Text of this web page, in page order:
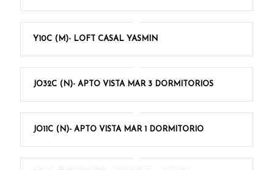
Y10C (M)- LOFT CASAL YASMIN
JO32C (N)- APTO VISTA MAR 3 DORMITORIOS
JO11C (N)- APTO VISTA MAR 1 DORMITORIO